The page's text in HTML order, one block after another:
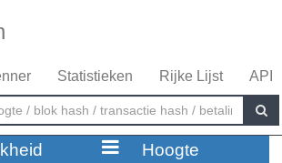
Statistieken Rijke Lijst API
Hoogte